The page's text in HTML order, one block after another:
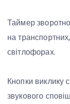
Таймер
на
світлофорах.
Кнопки виклику
звукового